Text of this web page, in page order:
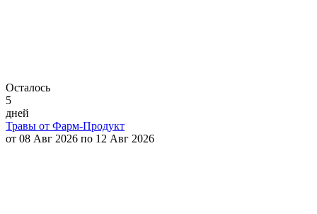
Осталось
5
дней
Травы от Фарм-Продукт
от 08 Авг 2026 по 12 Авг 2026